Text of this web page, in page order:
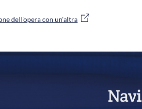
dell'opera con un'altra